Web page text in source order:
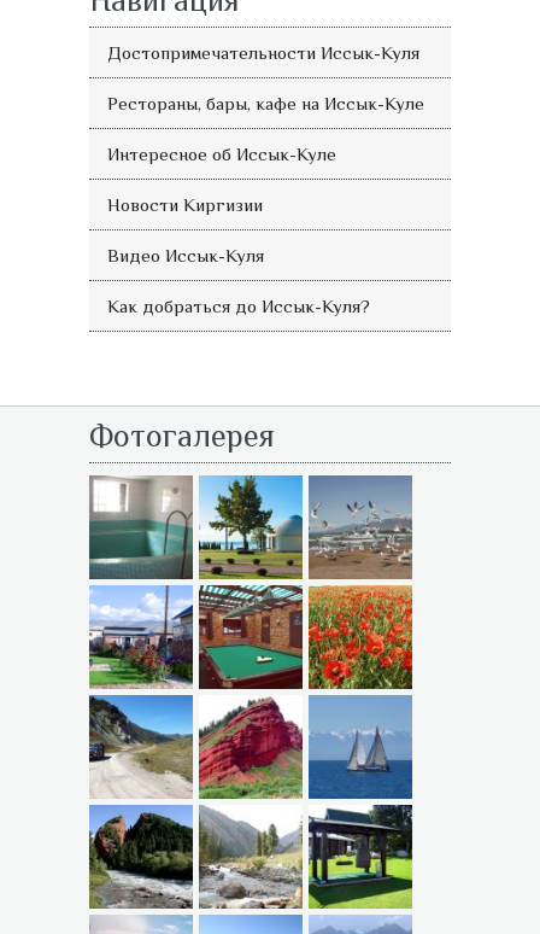
Достопримечательности Иссык-Куля
Рестораны, бары, кафе на Иссык-Куле
Интересное об Иссык-Куле
Новости Киргизии
Видео Иссык-Куля
Как добраться до Иссык-Куля?
Фотогалерея